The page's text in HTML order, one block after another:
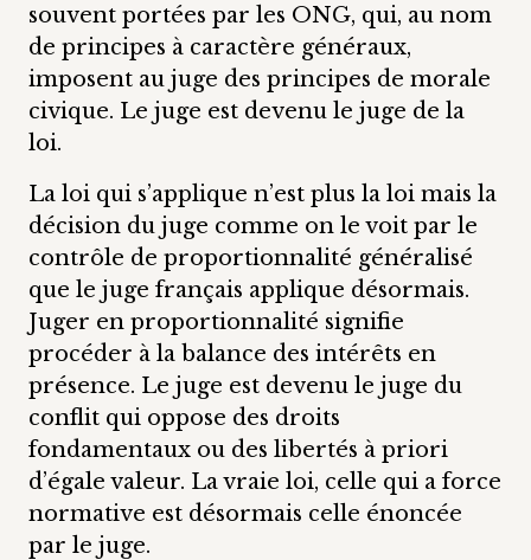
souvent portées par les ONG, qui, au nom
de principes à caractère généraux,
imposent au juge des principes de morale
civique. Le juge est devenu le juge de la
loi.
La loi qui s’applique n’est plus la loi mais la
décision du juge comme on le voit par le
contrôle de proportionnalité généralisé
que le juge français applique désormais.
Juger en proportionnalité signifie
procéder à la balance des intérêts en
présence. Le juge est devenu le juge du
conflit qui oppose des droits
fondamentaux ou des libertés à priori
d’égale valeur. La vraie loi, celle qui a force
normative est désormais celle énoncée
par le juge.